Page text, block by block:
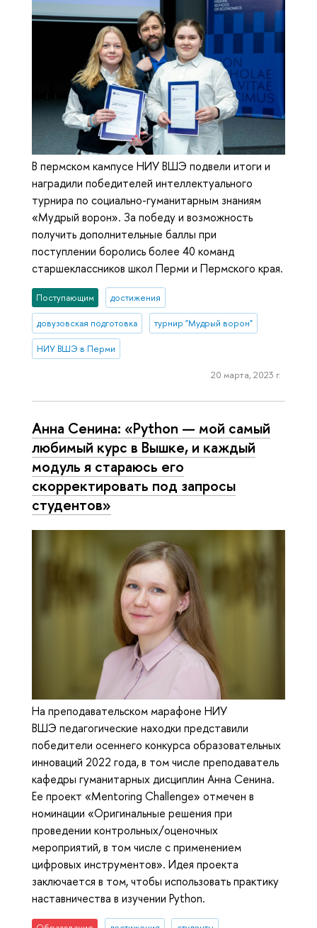
В пермском кампусе НИУ ВШЭ подвели итоги и
наградили победителей интеллектуального
турнира по социально-гуманитарным знаниям
«Мудрый ворон». За победу и возможность
получить дополнительные баллы при
поступлении боролись более 40 команд
старшеклассников школ Перми и Пермского края.
Поступающим достижения
довузовская подготовка турнир "Мудрый ворон"
НИУ ВШЭ в Перми
20 марта, 2023 г.
Анна Сенина: «Python — мой самый
любимый курс в Вышке, и каждый
модуль я стараюсь его
скорректировать под запросы
студентов»
На преподавательском марафоне НИУ
ВШЭ педагогические находки представили
победители осеннего конкурса образовательных
инноваций 2022 года, в том числе преподаватель
кафедры гуманитарных дисциплин Анна Сенина.
Ее проект «Mentoring Challenge» отмечен в
номинации «Оригинальные решения при
проведении контрольных/оценочных
мероприятий, в том числе с применением
цифровых инструментов». Идея проекта
заключается в том, чтобы использовать практику
наставничества в изучении Python.